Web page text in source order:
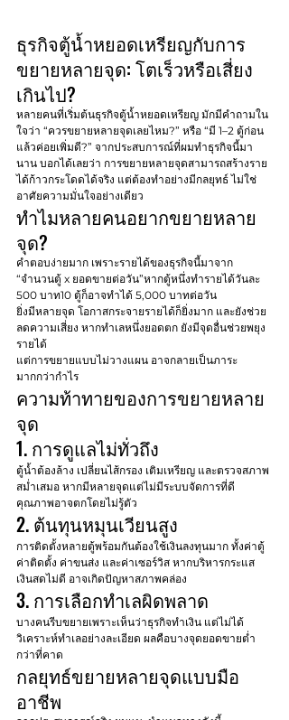
ธุรกิจตู้น้ำหยอดเหรียญกับการ
ขยายหลายจุด: โตเร็วหรือเสี่ยง
เกินไป?
หลายคนที่เริ่มต้นธุรกิจตู้น้ำหยอดเหรียญ มักมีคำถามใน
ใจว่า “ควรขยายหลายจุดเลยไหม?” หรือ “มี 1–2 ตู้ก่อน
แล้วค่อยเพิ่มดี?” จากประสบการณ์ที่ผมทำธุรกิจนี้มา
นาน บอกได้เลยว่า การขยายหลายจุดสามารถสร้างราย
ได้ก้าวกระโดดได้จริง แต่ต้องทำอย่างมีกลยุทธ์ ไม่ใช่
อาศัยความมั่นใจอย่างเดียว
ทำไมหลายคนอยากขยายหลาย
จุด?
คำตอบง่ายมาก เพราะรายได้ของธุรกิจนี้มาจาก
“จำนวนตู้ x ยอดขายต่อวัน”หากตู้หนึ่งทำรายได้วันละ
500 บาท10 ตู้ก็อาจทำได้ 5,000 บาทต่อวัน
ยิ่งมีหลายจุด โอกาสกระจายรายได้ก็ยิ่งมาก และยังช่วย
ลดความเสี่ยง หากทำเลหนึ่งยอดตก ยังมีจุดอื่นช่วยพยุง
รายได้
แต่การขยายแบบไม่วางแผน อาจกลายเป็นภาระ
มากกว่ากำไร
ความท้าทายของการขยายหลาย
จุด
1. การดูแลไม่ทั่วถึง
ตู้น้ำต้องล้าง เปลี่ยนไส้กรอง เติมเหรียญ และตรวจสภาพ
สม่ำเสมอ หากมีหลายจุดแต่ไม่มีระบบจัดการที่ดี
คุณภาพอาจตกโดยไม่รู้ตัว
2. ต้นทุนหมุนเวียนสูง
การติดตั้งหลายตู้พร้อมกันต้องใช้เงินลงทุนมาก ทั้งค่าตู้
ค่าติดตั้ง ค่าขนส่ง และค่าเซอร์วิส หากบริหารกระแส
เงินสดไม่ดี อาจเกิดปัญหาสภาพคล่อง
3. การเลือกทำเลผิดพลาด
บางคนรีบขยายเพราะเห็นว่าธุรกิจทำเงิน แต่ไม่ได้
วิเคราะห์ทำเลอย่างละเอียด ผลคือบางจุดยอดขายต่ำ
กว่าที่คาด
กลยุทธ์ขยายหลายจุดแบบมือ
อาชีพ